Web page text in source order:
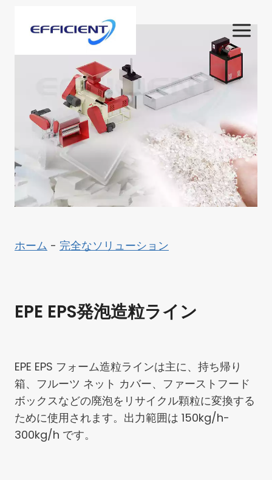
ホーム - 完全なソリューション
EPE EPS発泡造粒ライン
EPE EPS フォーム造粒ラインは主に、持ち帰り
箱、フルーツ ネット カバー、ファーストフード
ボックスなどの廃泡をリサイクル顆粒に変換する
ために使用されます。出力範囲は 150kg/h-
300kg/h です。